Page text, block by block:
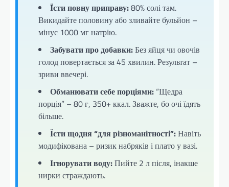
Їсти повну приправу:80% солі там.
Викидайте половину або зливайте бульйон –
мінус 1000 мг натрію.
Забувати про добавки:Без яйця чи овочів
голод повертається за 45 хвилин. Результат –
зриви ввечері.
Обманювати себе порціями: “Щедра
порція” – 80 г, 350+ ккал. Зважте, бо очі їдять
більше.
Їсти щодня “для різноманітності”:Навіть
модифікована – ризик набряків і плато у вазі.
Ігнорувати воду:Пийте 2 л після, інакше
нирки страждають.